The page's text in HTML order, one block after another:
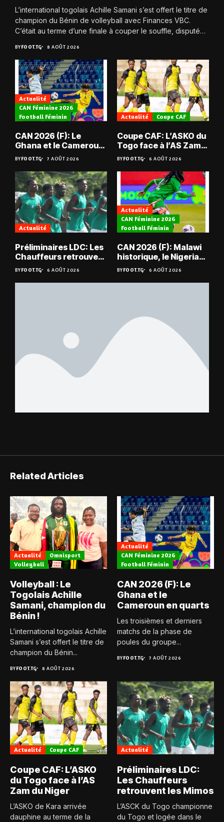
L’international togolais Achille Samani s’est offert le titre de
champion du Bénin de volleyball avec Finances VBC.
C’était au terme d’une finale à couper le souffle, disputée
BYFOOT.TG 8 AOÛT 2026
Actualité
CAN Féminine 2026
Football Féminin
CAN 2026 (F): Le
Ghana et le Cameroun
en quarts
BYFOOT.TG 7 AOÛT 2026
Actualité Coupe CAF
Coupe CAF: L’ASKO du
Togo face à l’AS Zam
du Niger
BYFOOT.TG 6 AOÛT 2026
Actualité
Préliminaires LDC: Les
Chauffeurs retrouvent
les Mimos
BYFOOT.TG 6 AOÛT 2026
Actualité
CAN Féminine 2026
Football Féminin
CAN 2026 (F): Malawi
historique, le Nigeria
sauvé, la Zambie
éliminée
BYFOOT.TG 6 AOÛT 2026
Related Articles
Actualité
Omnisport
Volleyball
Volleyball : Le
Togolais Achille
Samani, champion du
Bénin !
L’international togolais Achille
Samani s’est offert le titre de
champion du Bénin...
BYFOOT.TG 8 AOÛT 2026
Actualité
CAN Féminine 2026
Football Féminin
CAN 2026 (F): Le
Ghana et le
Cameroun en quarts
Les troisièmes et derniers
matchs de la phase de
poules du groupe...
BYFOOT.TG 7 AOÛT 2026
Actualité Coupe CAF
Coupe CAF: L’ASKO
du Togo face à l’AS
Zam du Niger
L’ASKO de Kara arrivée
dauphine au terme de la
Actualité
Préliminaires LDC:
Les Chauffeurs
retrouvent les Mimos
L’ASCK du Togo championne
du Togo et logée dans le